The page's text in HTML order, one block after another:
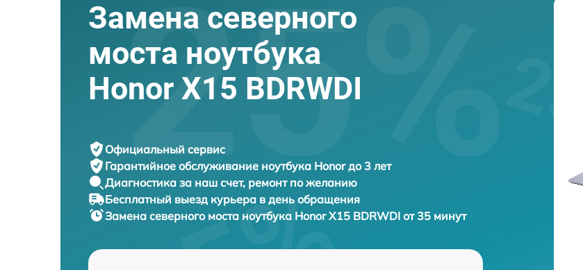
Замена северного
моста ноутбука
Honor X15 BDRWDI
Официальный сервис
Гарантийное обслуживание ноутбука Honor до 3 лет
Диагностика за наш счет, ремонт по желанию
Бесплатный выезд курьера в день обращения
Замена северного моста ноутбука Honor X15 BDRWDI от 35 минут